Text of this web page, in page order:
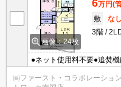
画像：24枚
6万円(
敷
なし
3階
●ネット使用料不要●追焚
㈱ファースト・コラボレーショ